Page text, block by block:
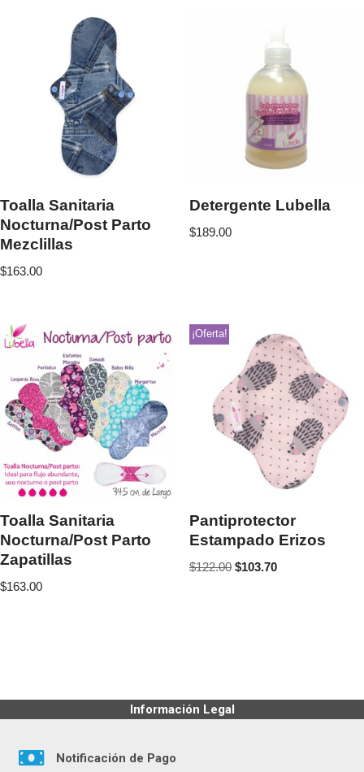
Toalla Sanitaria
Nocturna/Post Parto
Mezclillas
$163.00
Detergente Lubella
$189.00
Toalla Sanitaria
Nocturna/Post Parto
Zapatillas
$163.00
¡Oferta!
Pantiprotector
Estampado Erizos
$122.00 $103.70
Información Legal
Notificación de Pago